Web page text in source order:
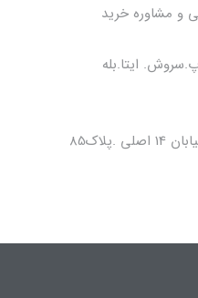
و مشاوره خرید
ایتا.بله
تهران.تهرانسر.بلواراصلی.خیابان 14 اصلی .پلاک85